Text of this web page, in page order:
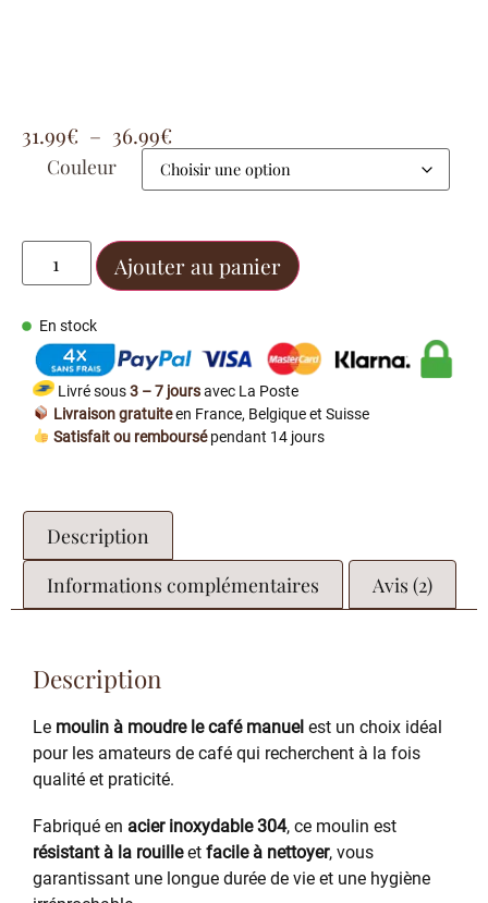
31.99€ – 36.99€
Couleur
Ajouter au panier
En stock
Livré sous3 – 7 joursavec La Poste
Livraison gratuiteen France, Belgique et Suisse
Satisfait ou remboursépendant 14 jours
Description
Informations complémentaires
Avis (2)
Description
Le moulin à moudre le café manuel est un choix idéal
pour les amateurs de café qui recherchent à la fois
qualité et praticité.
Fabriqué en acier inoxydable 304, ce moulin est
résistant à la rouilleet facile à nettoyer, vous
garantissant une longue durée de vie et une hygiène